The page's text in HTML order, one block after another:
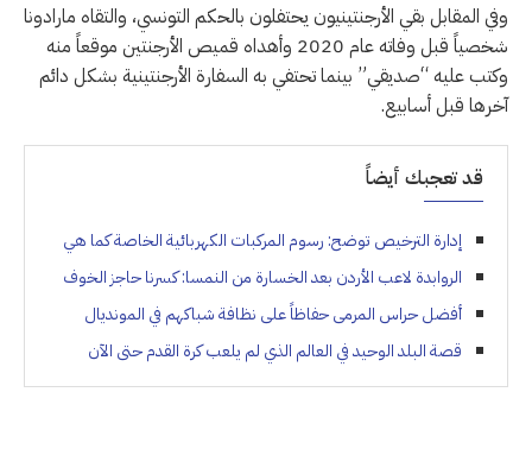
وفي المقابل بقي الأرجنتينيون يحتفلون بالحكم التونسي، والتقاه مارادونا
شخصياً قبل وفاته عام 2020 وأهداه قميص الأرجنتين موقعاً منه
وكتب عليه “صديقي” بينما تحتفي به السفارة الأرجنتينية بشكل دائم
آخرها قبل أسابيع.
قد تعجبك أيضاً
إدارة الترخيص توضح: رسوم المركبات الكهربائية الخاصة كما هي
الروابدة لاعب الأردن بعد الخسارة من النمسا: كسرنا حاجز الخوف
أفضل حراس المرمى حفاظاً على نظافة شباكهم في المونديال
قصة البلد الوحيد في العالم الذي لم يلعب كرة القدم حتى الآن